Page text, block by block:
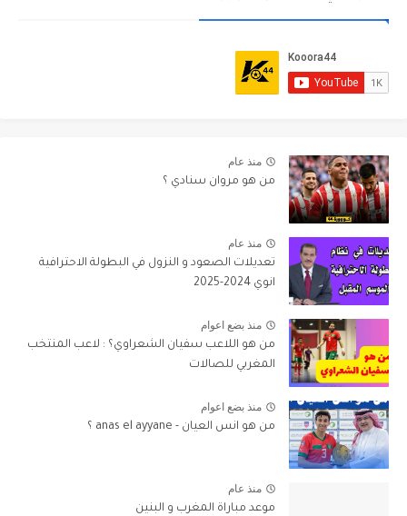
منذ عام
من هو مروان سنادي ؟
منذ عام
تعديلات الصعود و النزول في البطولة الاحترافية
انوي 2024-2025
منذ بضع اعوام
من هو اللاعب سفيان الشعراوي؟ : لاعب المنتخب
المغربي للصالات
منذ بضع اعوام
من هو انس العيان - anas el ayyane ؟
منذ عام
موعد مباراة المغرب و البنين